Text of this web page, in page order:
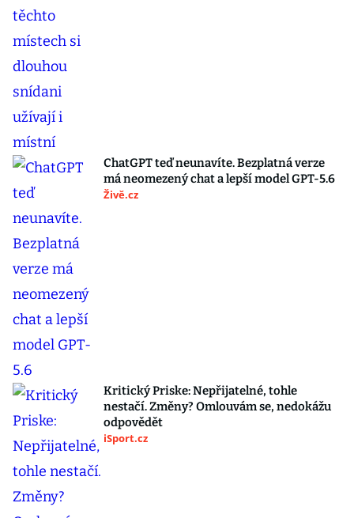
ChatGPT teď neunavíte. Bezplatná verze
má neomezený chat a lepší model GPT-5.6
Živě.cz
Kritický Priske: Nepřijatelné, tohle
nestačí. Změny? Omlouvám se, nedokážu
odpovědět
iSport.cz